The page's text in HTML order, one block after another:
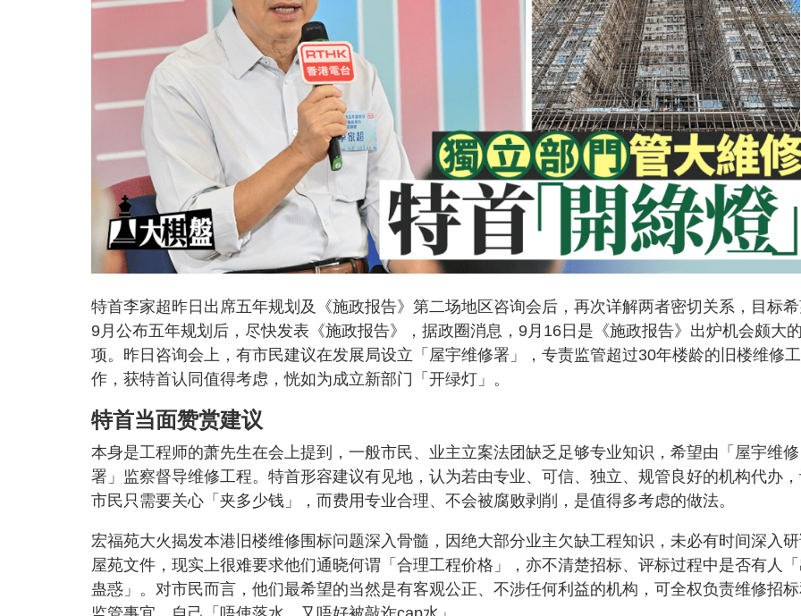
特首李家超昨日出席五年规划及《施政报告》第二场地区咨询会后，再次详解两者密切关系，目标
9月公布五年规划后，尽快发表《施政报告》，据政圈消息，9月16日是《施政报告》出炉机会颇大
项。昨日咨询会上，有市民建议在发展局设立「屋宇维修署」，专责监管超过30年楼龄的旧楼维修工
作，获特首认同值得考虑，恍如为成立新部门「开绿灯」。
特首当面赞赏建议
本身是工程师的萧先生在会上提到，一般市民、业主立案法团缺乏足够专业知识，希望由「屋宇维修
署」监察督导维修工程。特首形容建议有见地，认为若由专业、可信、独立、规管良好的机构代办
市民只需要关心「夹多少钱」，而费用专业合理、不会被腐败剥削，是值得多考虑的做法。
宏福苑大火揭发本港旧楼维修围标问题深入骨髓，因绝大部分业主欠缺工程知识，未必有时间深入
屋苑文件，现实上很难要求他们通晓何谓「合理工程价格」，亦不清楚招标、评标过程中是否有人「
蛊惑」。对市民而言，他们最希望的当然是有客观公正、不涉任何利益的机构，可全权负责维修招标